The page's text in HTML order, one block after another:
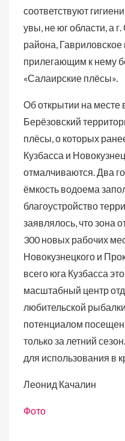
соответствуют
увы, не юг области, а
района,
прилегающим к нему
«Салаирские плёсы».
Об открытии на месте
Берёзовский
плёсы, о которых
Кузбасса и
отмалчиваются. Два
ёмкость водоема
благоустройство
заявлялось, что зона
300 новых рабочих
Новокузнецкого и
всего юга Кузбасса
масштабный центр
любительской
потенциалом
только за летний
для использования в
Леонид Качалин
Фото